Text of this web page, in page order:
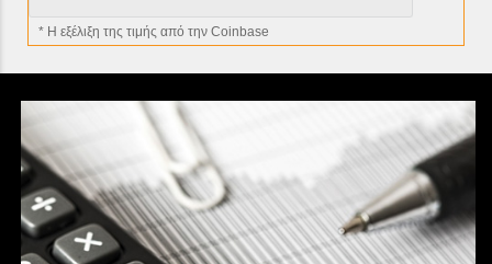
* H εξέλιξη της τιμής από την Coinbase